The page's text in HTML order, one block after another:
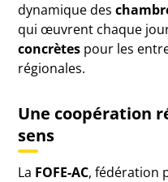
dynamique des
qui œuvrent chaque
concrètes pour les
régionales.
Une coopération
sens
La FOFE-AC, fédération